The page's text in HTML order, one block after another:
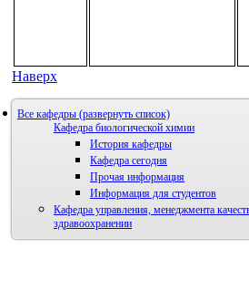
Наверх
Все кафедры
Кафедра биологической химии
История кафедры
Кафедра сегодня
Прочая информация
Информация для студентов
Кафедра управления, менеджмента
здравоохранении